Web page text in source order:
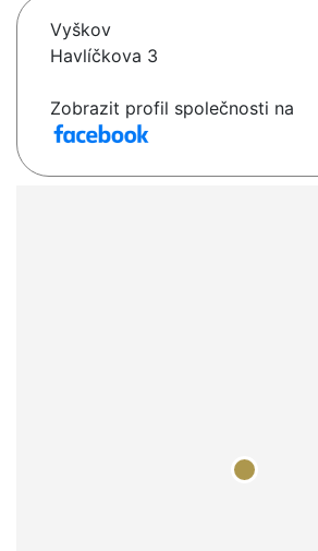
Vyškov
Havlíčkova 3
Zobrazit profil společnosti na